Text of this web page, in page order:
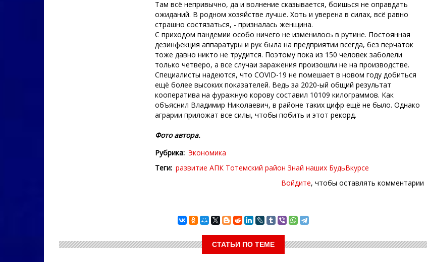
Там всё непривычно, да и волнение сказывается, боишься не оправдать
ожиданий. В родном хозяйстве лучше. Хоть и уверена в силах, всё равно
страшно состязаться, - призналась женщина.
С приходом пандемии особо ничего не изменилось в рутине. Постоянная
дезинфекция аппаратуры и рук была на предприятии всегда, без перчаток
тоже давно никто не трудится. Поэтому пока из 150 человек заболели
только четверо, а все случаи заражения произошли не на производстве.
Специалисты надеются, что COVID-19 не помешает в новом году добиться
ещё более высоких показателей. Ведь за 2020-ый общий результат
кооператива на фуражную корову составил 10109 килограммов. Как
объяснил Владимир Николаевич, в районе таких цифр ещё не было. Однако
аграрии приложат все силы, чтобы побить и этот рекорд.
Фото автора.
Рубрика Экономика
Теги развитие АПК Тотемский район Знай наших БудьВкурсе
Войдите, чтобы оставлять комментарии
СТАТЬИ ПО ТЕМЕ